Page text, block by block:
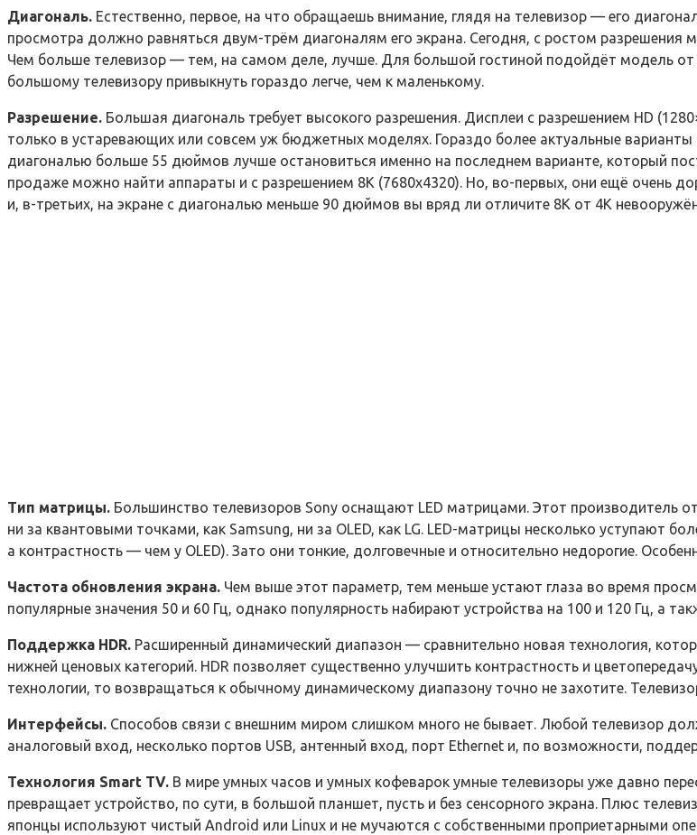
Диагональ. Естественно, первое, на что обращаешь внимание, глядя на телевизор — его
просмотра должно равняться двум-трём диагоналям его экрана. Сегодня, с ростом разрешения
Чем больше телевизор — тем, на самом деле, лучше. Для большой гостиной подойдёт модель
большому телевизору привыкнуть гораздо легче, чем к маленькому.
Разрешение. Большая диагональ требует высокого разрешения. Дисплеи с разрешением HD
только в устаревающих или совсем уж бюджетных моделях. Гораздо более актуальные варианты
диагональю больше 55 дюймов лучше остановиться именно на последнем варианте, который
продаже можно найти аппараты и с разрешением 8К (7680х4320). Но, во-первых, они ещё очень
и, в-третьих, на экране с диагональю меньше 90 дюймов вы вряд ли отличите 8К от 4К
Тип матрицы. Большинство телевизоров Sony оснащают LED матрицами. Этот производитель
ни за квантовыми точками, как Samsung, ни за OLED, как LG. LED-матрицы несколько уступают
а контрастность — чем у OLED). Зато они тонкие, долговечные и относительно недорогие.
Частота обновления экрана. Чем выше этот параметр, тем меньше устают глаза во время
популярные значения 50 и 60 Гц, однако популярность набирают устройства на 100 и 120 Гц, а
Поддержка HDR. Расширенный динамический диапазон — сравнительно новая технология,
нижней ценовых категорий. HDR позволяет существенно улучшить контрастность и
технологии, то возвращаться к обычному динамическому диапазону точно не захотите.
Интерфейсы. Способов связи с внешним миром слишком много не бывает. Любой телевизор
аналоговый вход, несколько портов USB, антенный вход, порт Ethernet и, по возможности,
Технология Smart TV. В мире умных часов и умных кофеварок умные телевизоры уже давно
превращает устройство, по сути, в большой планшет, пусть и без сенсорного экрана. Плюс
японцы используют чистый Android или Linux и не мучаются с собственными проприетарными